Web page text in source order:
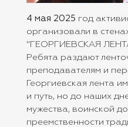
4 мая 2025 год
организовали в
"ГЕОРГИЕВСКАЯ
Ребята раздают
преподавателям и
Георгиевская лента
и путь, но до наших
мужества, воинской
преемственности